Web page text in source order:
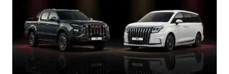
JS6 Кроссовер
от 1 949 000 ₽*
Видеообзоры модельного ряда JAC
ФИНАНСЫ И УСЛУГИ
Полезная информация
ПОДДЕРЖКА
Блог
СМИ о нас